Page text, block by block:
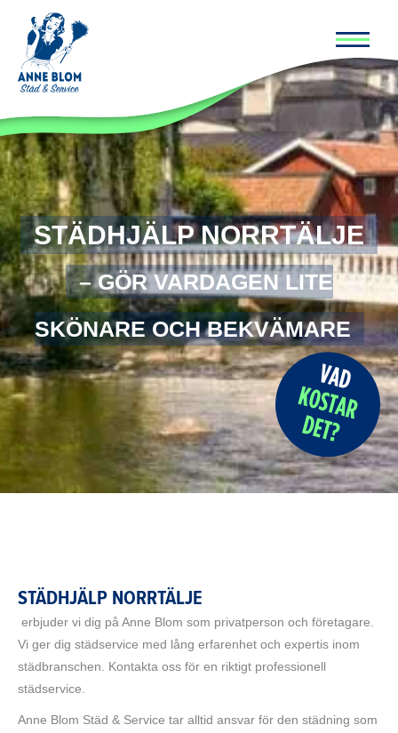
STÄDHJÄLP NORRTÄLJE
– GÖR VARDAGEN LITE
SKÖNARE OCH BEKVÄMARE
STÄDHJÄLP NORRTÄLJE
erbjuder vi dig på Anne Blom som privatperson och företagare.
Vi ger dig städservice med lång erfarenhet och expertis inom
städbranschen. Kontakta oss för en riktigt professionell
städservice.
Anne Blom Städ & Service tar alltid ansvar för den städning som